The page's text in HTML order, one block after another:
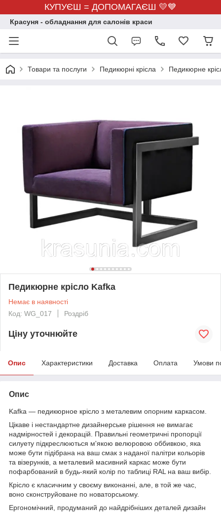
КУПУЄШ = ДОПОМАГАЄШ 💛💙
Красуня - обладнання для салонів краси
Товари та послуги Педикюрні крісла Педикюрне
Педикюрне крісло Kafka
Немає в наявності
Код: WG_017
Роздріб
Ціну уточнюйте
Опис Характеристики Доставка Оплата Умови
Опис
Kafka — педикюрное крісло з металевим опорним каркасом.
Цікаве і нестандартне дизайнерське рішення не вимагає
надмірностей і декорацій. Правильні геометричні пропорції
силуету підкреслюються м'якою велюровою оббивкою, яка
може бути підібрана на ваш смак з наданої палітри кольорів
та візерунків, а металевий масивний каркас може бути
пофарбований в будь-який колір по таблиці RAL на ваш вибір.
Крісло є класичним у своєму виконанні, але, в той же час,
воно сконструйоване по новаторському.
Ергономічний, продуманий до найдрібніших деталей дизайн